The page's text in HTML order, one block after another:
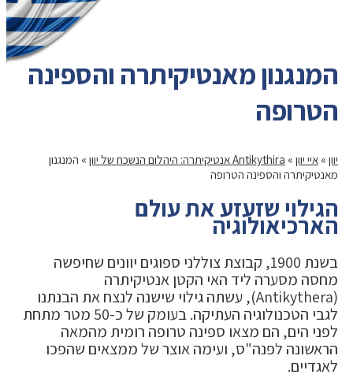
המנגנון מאנטיקיתרה והספינה
הטרופה
יוון » איי יוון » Antikythira אנטיקיתרה: היהלום הנשכח של יוון » המנגנון
מאנטיקיתרה והספינה הטרופה
הגילוי שזעזע את עולם
הארכיאולוגיה
בשנת 1900, קבוצת צוללני ספוגים יוונים שחיפשה
מחסה מסערה ליד האי הקטן אנטיקיתרה
(Antikythera), עשתה גילוי שישנה לנצח את הבנתנו
לגבי הטכנולוגיה העתיקה. בעומק של כ-50 מטר מתחת
לפני הים, הם מצאו ספינה טרופה רומית מהמאה
הראשונה לפנה"ס, ועימה אוצר של ממצאים שהפכו
לאגדיים.